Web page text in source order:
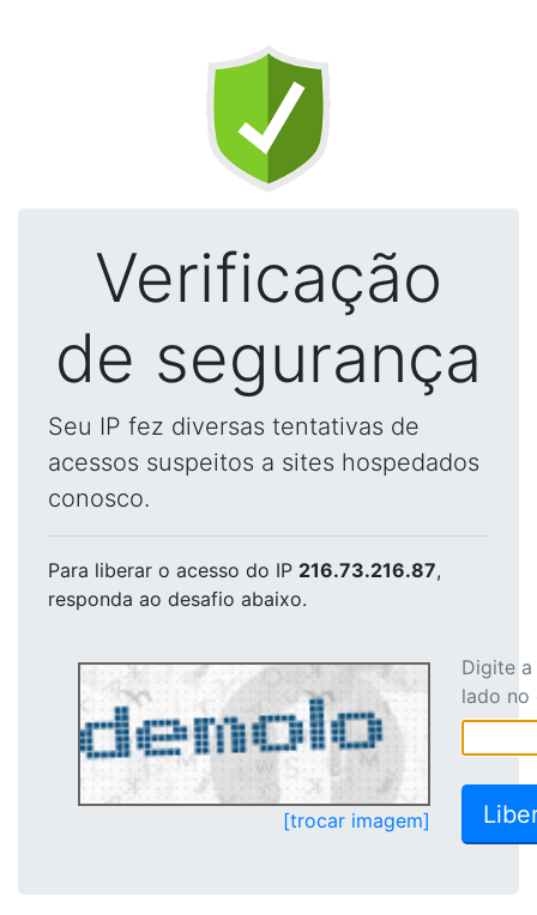
Verificação
de segurança
Seu IP fez diversas tentativas de
acessos suspeitos a sites hospedados
conosco.
Para liberar o acesso do IP 216.73.216.87,
responda ao desafio abaixo.
[trocar imagem]
Digite
lado no